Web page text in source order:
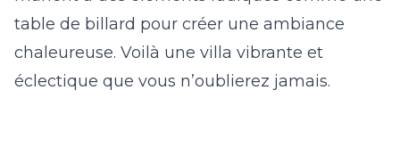
table de billard pour créer une ambiance
chaleureuse. Voilà une villa vibrante et
éclectique que vous n’oublierez jamais.